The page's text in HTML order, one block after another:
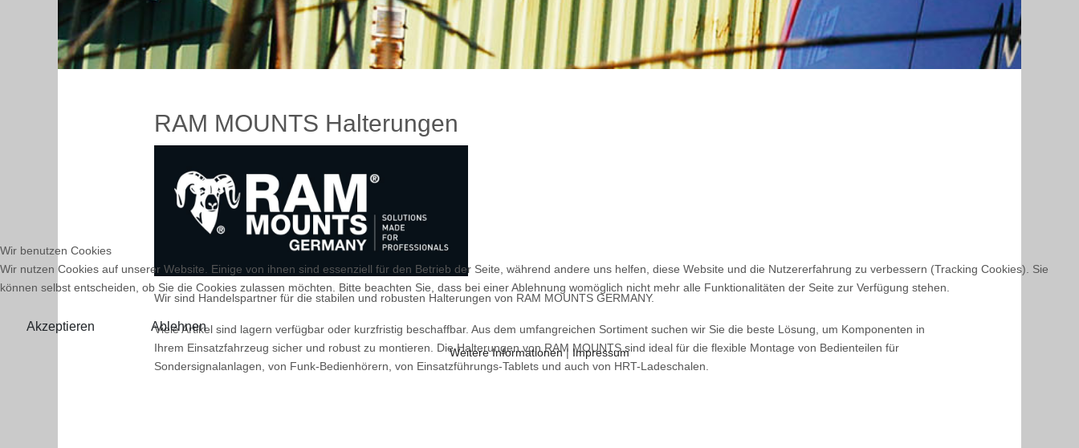
RAM MOUNTS Halterungen
Wir sind Handelspartner für die stabilen und robusten Halterungen von RAM MOUNTS GERMANY.
Viele Artikel sind lagern verfügbar oder kurzfristig beschaffbar. Aus dem umfangreichen Sortiment suchen wir Sie die beste Lösung, um Komponenten in
Ihrem Einsatzfahrzeug sicher und robust zu montieren. Die Halterungen von RAM MOUNTS sind ideal für die flexible Montage von Bedienteilen für
Sondersignalanlagen, von Funk-Bedienhörern, von Einsatzführungs-Tablets und auch von HRT-Ladeschalen.
Wir benutzen Cookies
Wir nutzen Cookies auf unserer Website. Einige von ihnen sind essenziell für den Betrieb der Seite, während andere uns helfen, diese Website und die Nutzererfahrung zu verbessern (Tracking Cookies). Sie
können selbst entscheiden, ob Sie die Cookies zulassen möchten. Bitte beachten Sie, dass bei einer Ablehnung womöglich nicht mehr alle Funktionalitäten der Seite zur Verfügung stehen.
Akzeptieren Ablehnen
Weitere Informationen| Impressum